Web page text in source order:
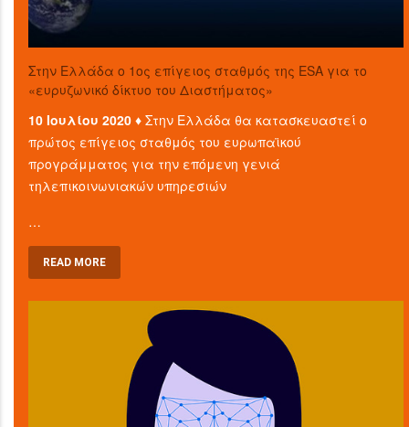
Στην Ελλάδα ο 1ος επίγειος σταθμός της ESA για το
«ευρυζωνικό δίκτυο του Διαστήματος»
10 Ιουλίου 2020 ♦Στην Ελλάδα θα κατασκευαστεί ο
πρώτος επίγειος σταθμός του ευρωπαϊκού
προγράμματος για την επόμενη γενιά
τηλεπικοινωνιακών υπηρεσιών
…
READ MORE